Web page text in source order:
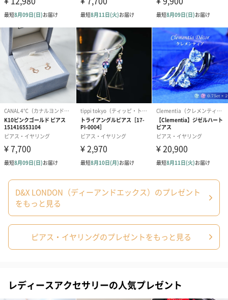
D&X LONDON（ディーアンドエックス）のプレゼント
をもっと見る
ピアス・イヤリングのプレゼントをもっと見る
レディースアクセサリーの人気プレゼント